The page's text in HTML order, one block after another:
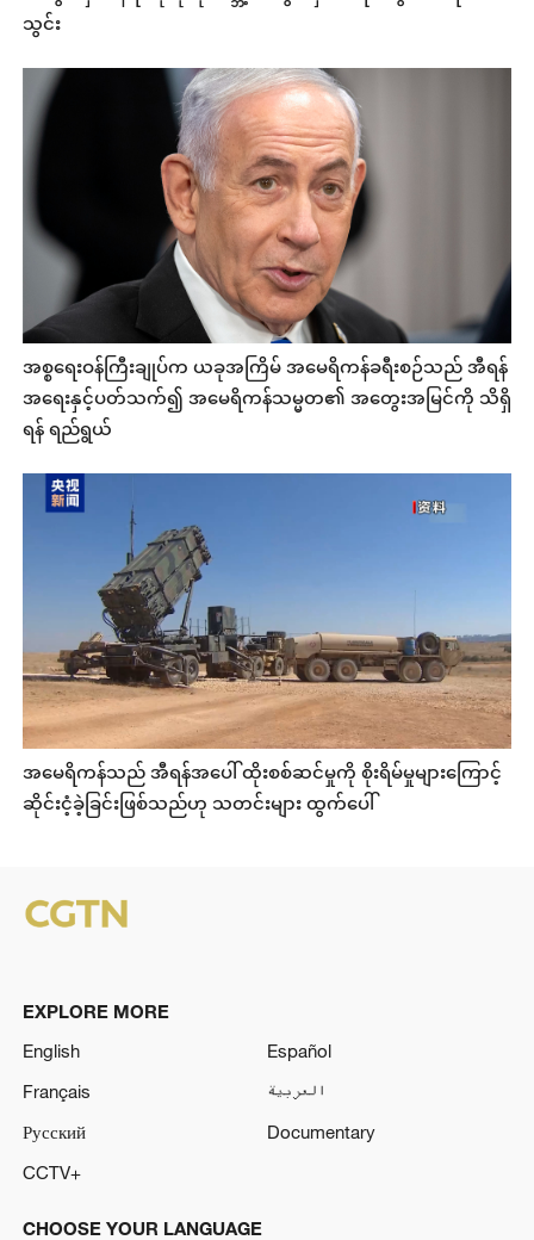
သွင်း
အစ္စရေးဝန်ကြီးချုပ်က ယခုအကြိမ် အမေရိကန်ခရီးစဉ်သည် အီရန်
အရေးနှင့်ပတ်သက်၍ အမေရိကန်သမ္မတ၏ အတွေးအမြင်ကို သိရှိ
ရန် ရည်ရွယ်
အမေရိကန်သည် အီရန်အပေါ် ထိုးစစ်ဆင်မှုကို စိုးရိမ်မှုများကြောင့်
ဆိုင်းငံ့ခဲ့ခြင်းဖြစ်သည်ဟု သတင်းများ ထွက်ပေါ်
EXPLORE MORE
English
Español
Français
العربية
Русский
Documentary
CCTV+
CHOOSE YOUR LANGUAGE